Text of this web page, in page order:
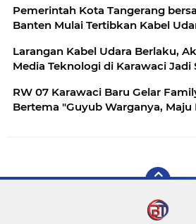
Pemerintah Kota Tangerang
Banten Mulai Tertibkan Kabel
Larangan Kabel Udara Berlaku,
Media Teknologi di Karawaci Jadi
RW 07 Karawaci Baru Gelar
Bertema "Guyub Warganya,